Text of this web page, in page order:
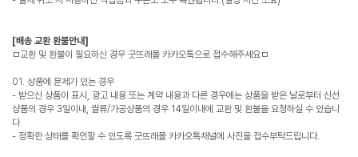
[배송 교환 환불안내]
ㅁ교환 및 환불이 필요하신 경우 굿뜨래몰 카카오톡으로 접수해주세요ㅁ
01. 상품에 문제가 있는 경우
- 받으신 상품이 표시, 광고 내용 또는 계약 내용과 다른 경우에는 상품을 받은 날로부터 신선
상품의 경우 3일이내, 쌀류/가공상품의 경우 14일이내에 교환 및 환불을 요청하실 수 있습니
다
- 정확한 상태를 확인할 수 있도록 굿뜨래몰 카카오톡채널에 사진을 접수부탁드립니다.